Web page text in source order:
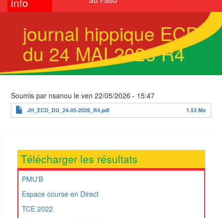
journal hippique ECD
du 24 MAI 2026 R4
Soumis par nsanou le ven 22/05/2026 - 15:47
JH_ECD_DU_24-05-2026_R4.pdf 1.53 Mo
Télécharger les résultats
PMU'B
Espace course en Direct
TCE 2022